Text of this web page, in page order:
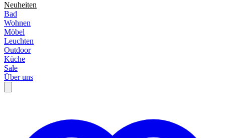
Neuheiten
Bad
Wohnen
Möbel
Leuchten
Outdoor
Küche
Sale
Über uns